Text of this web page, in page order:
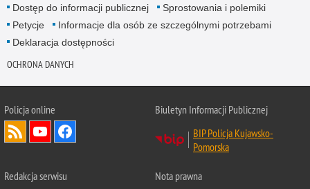
Dostęp do informacji publicznej
Sprostowania i polemiki
Petycje
Informacje dla osób ze szczególnymi potrzebami
Deklaracja dostępności
OCHRONA DANYCH
Policja online
Biuletyn Informacji Publicznej
BIP Policja Kujawsko-
Pomorska
Redakcja serwisu
Nota prawna